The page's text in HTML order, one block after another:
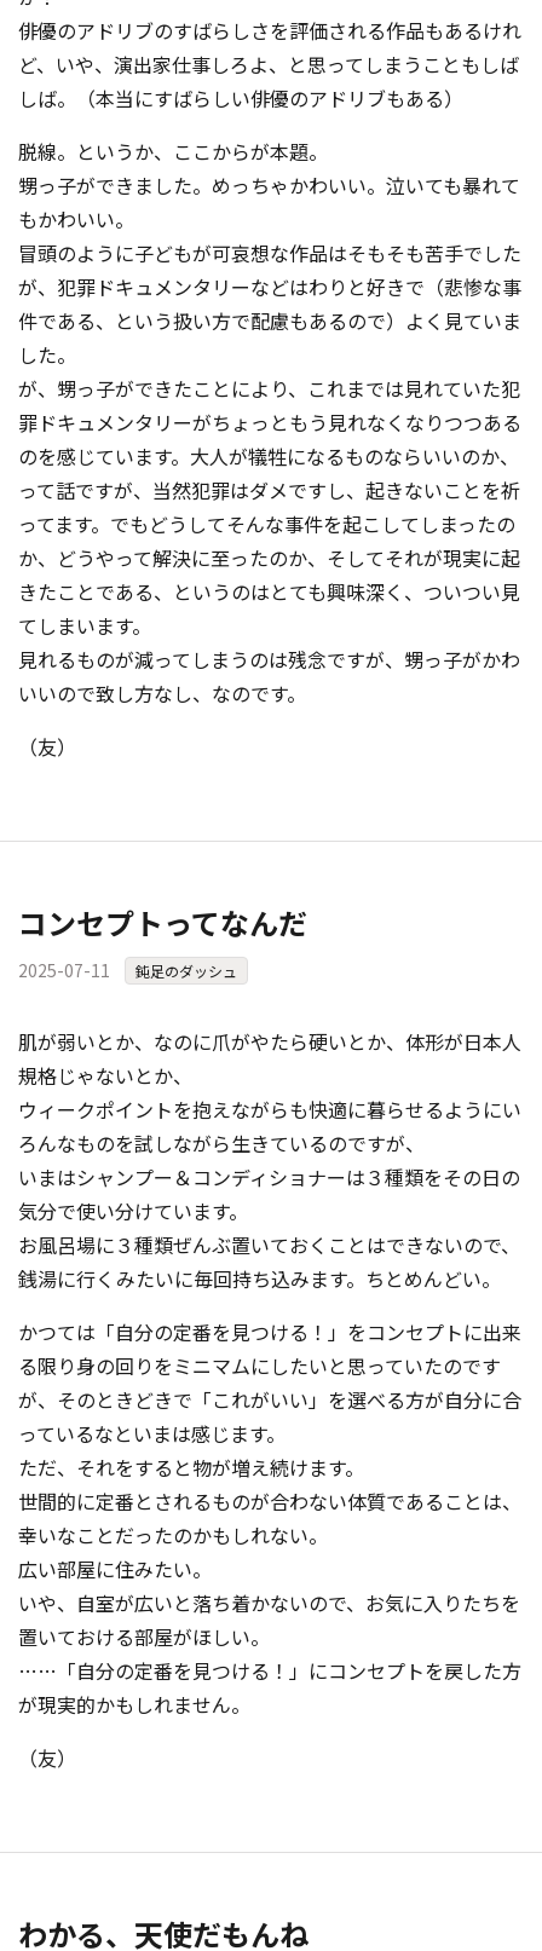
俳優のアドリブのすばらしさを評価される作品もあるけれ
ど、いや、演出家仕事しろよ、と思ってしまうこともしば
しば。（本当にすばらしい俳優のアドリブもある）
脱線。というか、ここからが本題。
甥っ子ができました。めっちゃかわいい。泣いても暴れて
もかわいい。
冒頭のように子どもが可哀想な作品はそもそも苦手でした
が、犯罪ドキュメンタリーなどはわりと好きで（悲惨な事
件である、という扱い方で配慮もあるので）よく見ていま
した。
が、甥っ子ができたことにより、これまでは見れていた犯
罪ドキュメンタリーがちょっともう見れなくなりつつある
のを感じています。大人が犠牲になるものならいいのか、
って話ですが、当然犯罪はダメですし、起きないことを祈
ってます。でもどうしてそんな事件を起こしてしまったの
か、どうやって解決に至ったのか、そしてそれが現実に起
きたことである、というのはとても興味深く、ついつい見
てしまいます。
見れるものが減ってしまうのは残念ですが、甥っ子がかわ
いいので致し方なし、なのです。
（友）
コンセプトってなんだ
2025-07-11 鈍足のダッシュ
肌が弱いとか、なのに爪がやたら硬いとか、体形が日本人
規格じゃないとか、
ウィークポイントを抱えながらも快適に暮らせるようにい
ろんなものを試しながら生きているのですが、
いまはシャンプー＆コンディショナーは３種類をその日の
気分で使い分けています。
お風呂場に３種類ぜんぶ置いておくことはできないので、
銭湯に行くみたいに毎回持ち込みます。ちとめんどい。
かつては「自分の定番を見つける！」をコンセプトに出来
る限り身の回りをミニマムにしたいと思っていたのです
が、そのときどきで「これがいい」を選べる方が自分に合
っているなといまは感じます。
ただ、それをすると物が増え続けます。
世間的に定番とされるものが合わない体質であることは、
幸いなことだったのかもしれない。
広い部屋に住みたい。
いや、自室が広いと落ち着かないので、お気に入りたちを
置いておける部屋がほしい。
……「自分の定番を見つける！」にコンセプトを戻した方
が現実的かもしれません。
（友）
わかる、天使だもんね